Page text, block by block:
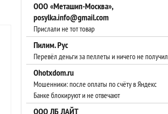
ООО «Меташип-Москва»,
posylka.info@gmail.com
Прислали не тот товар
Пилим. Рус
Перевёл деньги за пеллеты и ничего не получил
Ohotxdom.ru
Мошенники: после оплаты по счёту в Яндекс
Банке блокируют и не отвечают
ООО ЛБ ЛАЙТ